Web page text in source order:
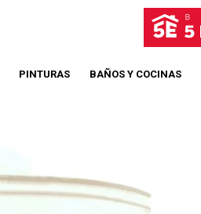
PINTURAS BAÑOS Y COCINAS